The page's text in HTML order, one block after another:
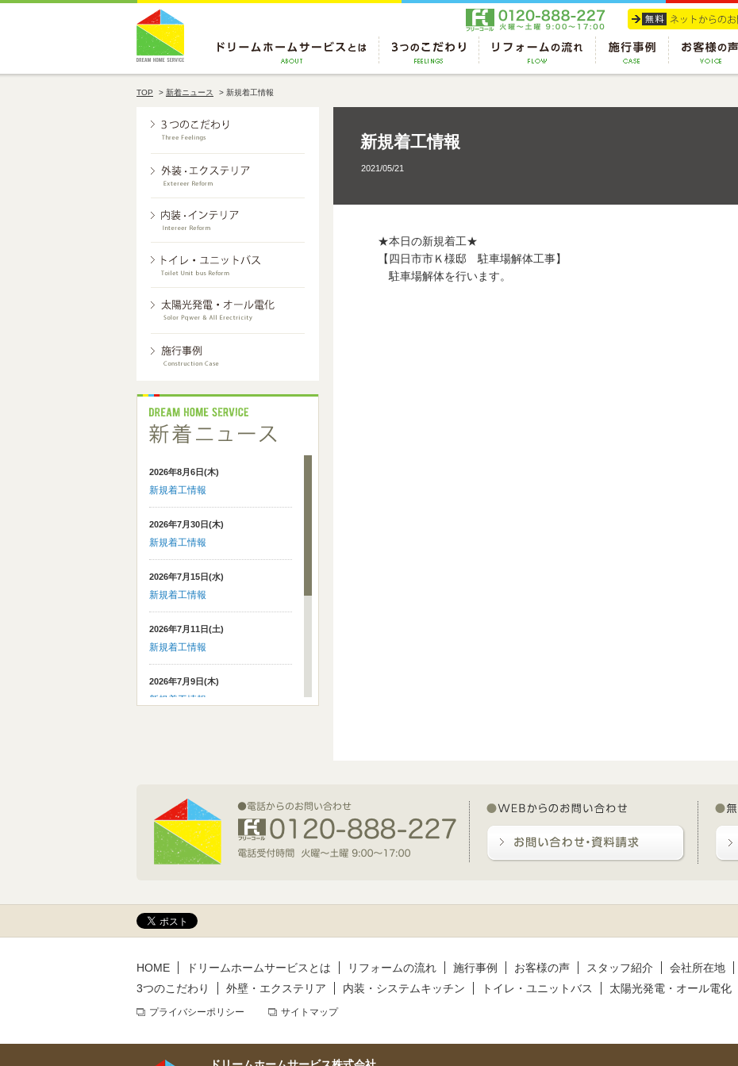
TOP > 新着ニュース > 新規着工情報
2026年8月6日(木)
新規着工情報
2026年7月30日(木)
新規着工情報
2026年7月15日(水)
新規着工情報
2026年7月11日(土)
新規着工情報
2026年7月9日(木)
新規着工情報
新規着工情報
2026年5月14日(木)
新規着工情報
新規着工情報
2021/05/21
★本日の新規着工★
【四日市市Ｋ様邸 駐車場解体工事】
駐車場解体を行います。
HOME ドリームホームサービスとは リフォームの流れ 施行事例 お客様の声 スタッフ紹介 会社所在地
3つのこだわり
外壁・エクステリア 内装・システムキッチン トイレ・ユニットバス 太陽光発電・オール電化
プライバシーポリシー サイトマップ